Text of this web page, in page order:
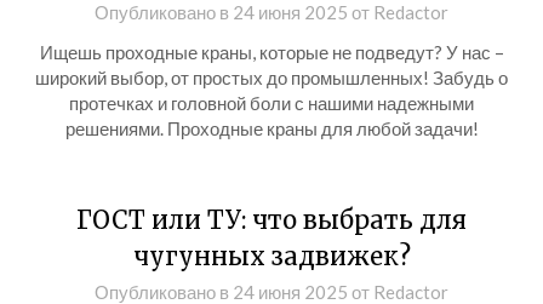
Опубликовано в 24 июня 2025 от Redactor
Ищешь проходные краны, которые не подведут? У нас –
широкий выбор, от простых до промышленных! Забудь о
протечках и головной боли с нашими надежными
решениями. Проходные краны для любой задачи!
ГОСТ или ТУ: что выбрать для
чугунных задвижек?
Опубликовано в 24 июня 2025 от Redactor